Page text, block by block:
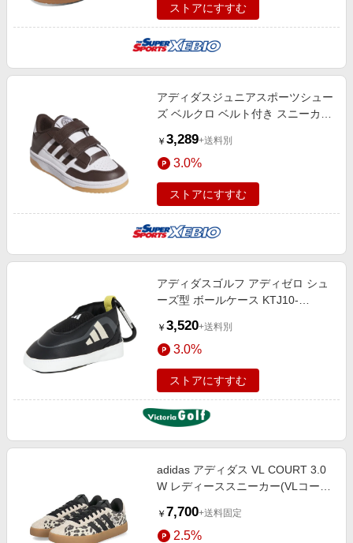
ストアにすすむ
アディダスジュニアスポーツシュー
ズ ベルクロ ベルト付き スニーカー
ブラウン NSB09-JS4763 ランニン
グ シューズ
￥ 3,289+送料別
3.0%
ストアにすすむ
アディダスゴルフ アディゼロ シュ
ーズ型 ボールケース KTJ10-
￥ 3,520+送料別
3.0%
ストアにすすむ
adidas アディダス VL COURT 3.0
W レディーススニーカー(VLコート
￥ 7,700+送料固定
2.5%